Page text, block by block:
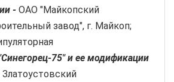
- ОАО "Майкопский
завод", г. Майкоп;
75" и ее модификации